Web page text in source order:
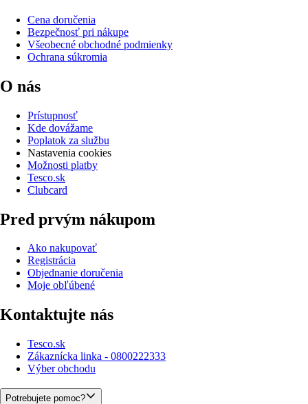
Cena doručenia
Bezpečnosť pri nákupe
Všeobecné obchodné podmienky
Ochrana súkromia
O nás
Prístupnosť
Kde dovážame
Poplatok za službu
Nastavenia cookies
Možnosti platby
Tesco.sk
Clubcard
Pred prvým nákupom
Ako nakupovať
Registrácia
Objednanie doručenia
Moje obľúbené
Kontaktujte nás
Tesco.sk
Zákaznícka linka - 0800222333
Výber obchodu
Potrebujete pomoc?